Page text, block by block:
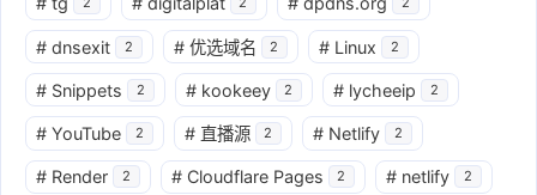
# dnsexit 2 # 优选域名 2 # Linux 2
# Snippets 2 # kookeey 2 # lycheeip 2
# YouTube 2 # 直播源 2 # Netlify 2
# Render 2 # Cloudflare Pages 2 # netlify 2